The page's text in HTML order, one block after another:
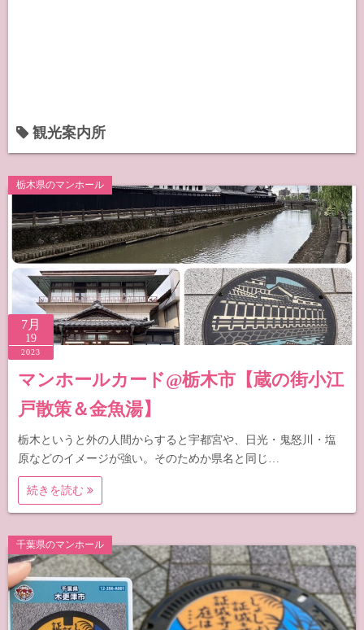
観光案内所
栃木県のマンホール
7月
19
2023
マンホールカード@栃木市【蔵の街小江
戸散策＆金魚湯】
栃木というと外の人間からすると宇都宮や、日光・鬼怒川・塩
原などのイメージが強い。そのためか県名と同じ…
続きを読む
千葉県のマンホール